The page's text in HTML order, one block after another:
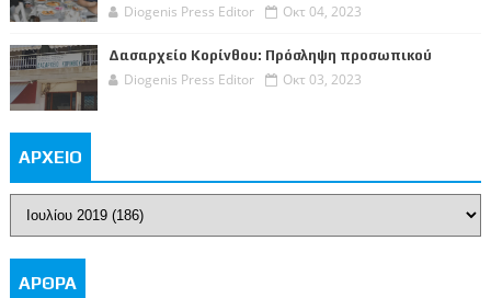
Diogenis Press Editor Οκτ 04, 2023
Δασαρχείο Κορίνθου: Πρόσληψη προσωπικού
Diogenis Press Editor Οκτ 03, 2023
ΑΡΧΕΙΟ
ΑΡΘΡΑ